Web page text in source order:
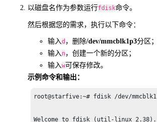
以磁盘名作为参数运行fdisk命令。
然后根据您的需求，执行以下命令：
输入d ，删除/dev/mmcblk1p3分区；
输入n，创建一个新的分区；
输入w可保存修改。
示例命令和输出：
root@starfive:~# fdisk /dev/mmcblk1
Welcome to fdisk (util-linux 2.38).